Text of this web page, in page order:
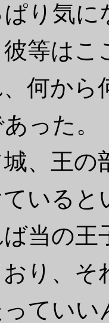
り気
等はこ
何から
った。
、王の
いると
当の王
り、そ
ってい